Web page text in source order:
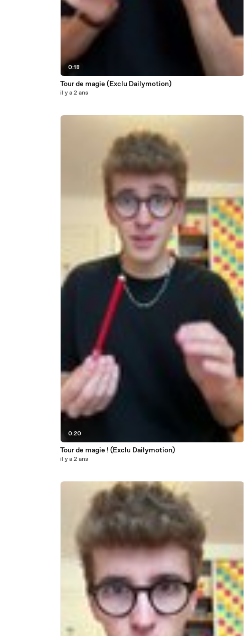
0:18
Tour de magie (Exclu Dailymotion)
il y a 2 ans
0:20
Tour de magie ! (Exclu Dailymotion)
il y a 2 ans